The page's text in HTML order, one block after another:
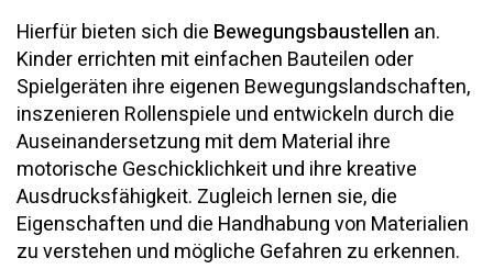
Hierfür bieten sich die Bewegungsbaustellen an.
Kinder errichten mit einfachen Bauteilen oder
Spielgeräten ihre eigenen Bewegungslandschaften,
inszenieren Rollenspiele und entwickeln durch die
Auseinandersetzung mit dem Material ihre
motorische Geschicklichkeit und ihre kreative
Ausdrucksfähigkeit. Zugleich lernen sie, die
Eigenschaften und die Handhabung von Materialien
zu verstehen und mögliche Gefahren zu erkennen.